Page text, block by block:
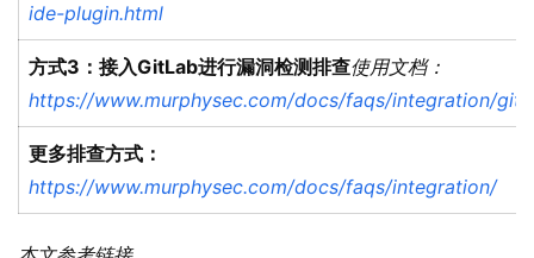
ide-plugin.html
方式3：接入GitLab进行漏洞检测排查使用文档：
https://www.murphysec.com/docs/faqs/integration/
更多排查方式：
https://www.murphysec.com/docs/faqs/integration/